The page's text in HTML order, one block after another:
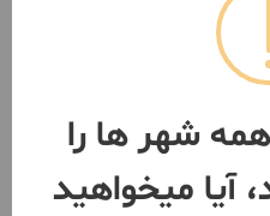
ویلا دوبلکس شخصی ساز با
منحصر به فرد
8,900,000,000 تومان
091170***58
شهر ها را
آیا میخواهید